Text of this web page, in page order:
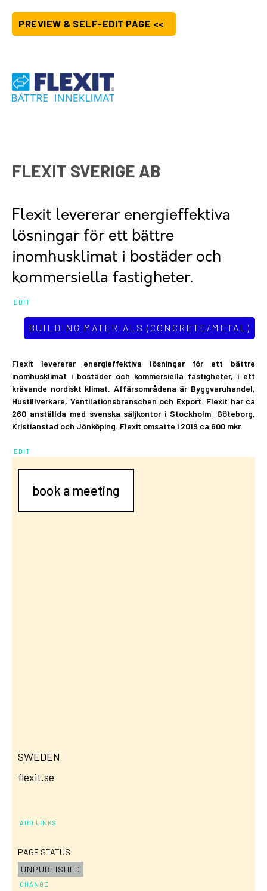
PREVIEW & SELF-EDIT PAGE <<
FLEXIT SVERIGE AB
Flexit levererar energieffektiva
lösningar för ett bättre
inomhusklimat i bostäder och
kommersiella fastigheter.
EDIT
BUILDING MATERIALS (CONCRETE/METAL)
Flexit levererar energieffektiva lösningar för ett bättre
inomhusklimat i bostäder och kommersiella fastigheter, i ett
krävande nordiskt klimat. Affärsområdena är Byggvaruhandel,
Hustillverkare, Ventilationsbranschen och Export. Flexit har ca
260 anställda med svenska säljkontor i Stockholm, Göteborg,
Kristianstad och Jönköping. Flexit omsatte i 2019 ca 600 mkr.
EDIT
book a meeting
SWEDEN
flexit.se
ADD LINKS
PAGE STATUS
UNPUBLISHED
CHANGE